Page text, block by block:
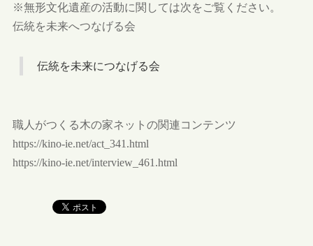
※無形文化遺産の活動に関しては次をご覧ください。
伝統を未来へつなげる会
伝統を未来につなげる会
職人がつくる木の家ネットの関連コンテンツ
https://kino-ie.net/act_341.html
https://kino-ie.net/interview_461.html